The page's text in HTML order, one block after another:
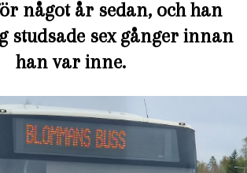
något år sedan, och han
studsade sex gånger innan
han var inne.